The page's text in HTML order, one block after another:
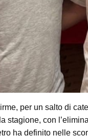
per un salto di
stagione, con
ha definito nelle